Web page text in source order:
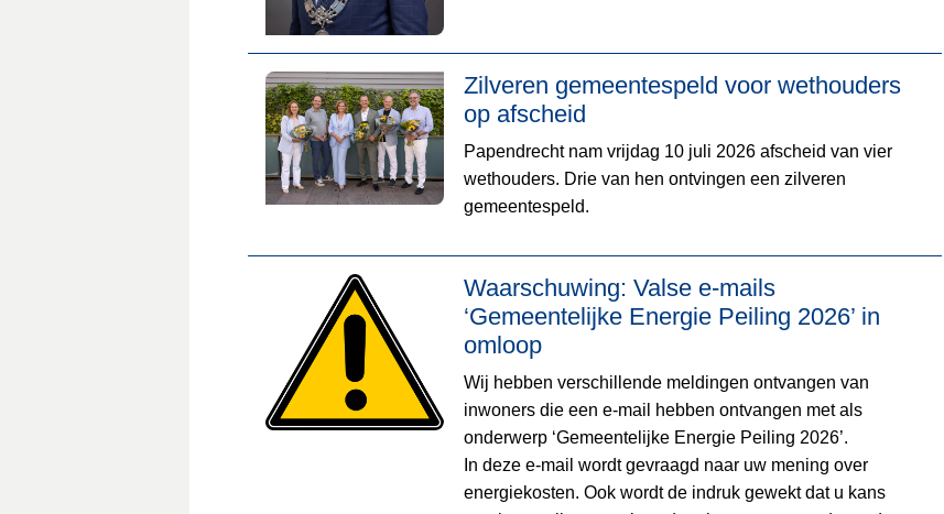
Zilveren gemeentespeld voor wethouders
op afscheid
Papendrecht nam vrijdag 10 juli 2026 afscheid van vier
wethouders. Drie van hen ontvingen een zilveren
gemeentespeld.
Waarschuwing: Valse e-mails
‘Gemeentelijke Energie Peiling 2026’ in
omloop
Wij hebben verschillende meldingen ontvangen van
inwoners die een e-mail hebben ontvangen met als
onderwerp ‘Gemeentelijke Energie Peiling 2026’.
In deze e-mail wordt gevraagd naar uw mening over
energiekosten. Ook wordt de indruk gewekt dat u kans